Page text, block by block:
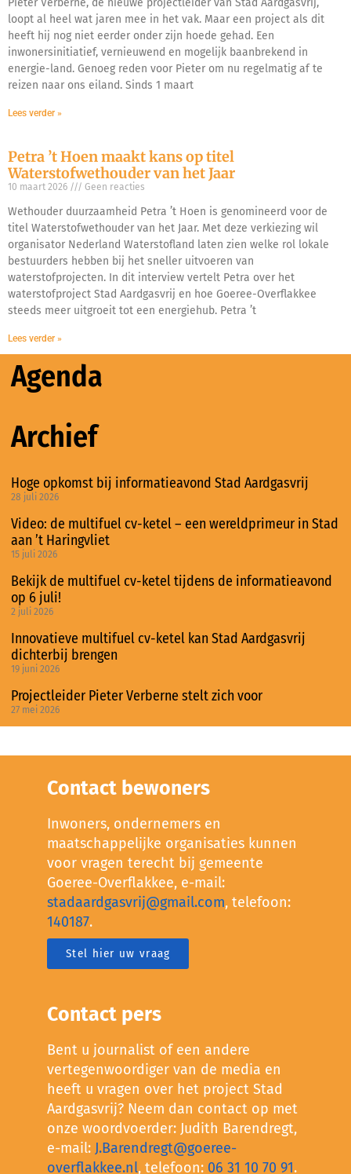
Pieter Verberne, de nieuwe projectleider van Stad Aardgasvrij,
loopt al heel wat jaren mee in het vak. Maar een project als dit
heeft hij nog niet eerder onder zijn hoede gehad. Een
inwonersinitiatief, vernieuwend en mogelijk baanbrekend in
energie-land. Genoeg reden voor Pieter om nu regelmatig af te
reizen naar ons eiland. Sinds 1 maart
Lees verder »
Petra ’t Hoen maakt kans op titel
Waterstofwethouder van het Jaar
10 maart 2026 Geen reacties
Wethouder duurzaamheid Petra ’t Hoen is genomineerd voor de
titel Waterstofwethouder van het Jaar. Met deze verkiezing wil
organisator Nederland Waterstofland laten zien welke rol lokale
bestuurders hebben bij het sneller uitvoeren van
waterstofprojecten. In dit interview vertelt Petra over het
waterstofproject Stad Aardgasvrij en hoe Goeree-Overflakkee
steeds meer uitgroeit tot een energiehub. Petra ’t
Lees verder »
Agenda
Archief
Hoge opkomst bij informatieavond Stad Aardgasvrij
28 juli 2026
Video: de multifuel cv-ketel – een wereldprimeur in Stad
aan ’t Haringvliet
15 juli 2026
Bekijk de multifuel cv-ketel tijdens de informatieavond
op 6 juli!
2 juli 2026
Innovatieve multifuel cv-ketel kan Stad Aardgasvrij
dichterbij brengen
19 juni 2026
Projectleider Pieter Verberne stelt zich voor
27 mei 2026
Contact bewoners
Inwoners, ondernemers en
maatschappelijke organisaties kunnen
voor vragen terecht bij gemeente
Goeree-Overflakkee, e-mail:
stadaardgasvrij@gmail.com, telefoon:
140187.
Stel hier uw vraag
Contact pers
Bent u journalist of een andere
vertegenwoordiger van de media en
heeft u vragen over het project Stad
Aardgasvrij? Neem dan contact op met
onze woordvoerder: Judith Barendregt,
e-mail: J.Barendregt@goeree-
overflakkee.nl, telefoon: 06 31 10 70 91.